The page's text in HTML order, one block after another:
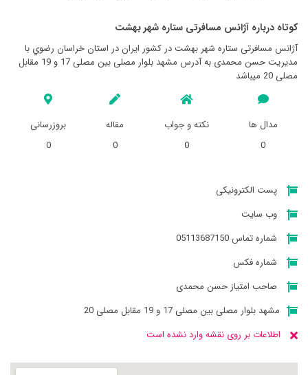
کوتاه درباره آژانس مسافرتی ستاره شهر بهشت
آژانس مسافرتی ستاره شهر بهشت در کشور ایران در استان خراسان رضوي با
مدیریت حسن محمدی به آدرس مشهد بلوار مصلی بین مصلی 17 و 19 مقابل
مصلی 20 میباشد
مدال ها
0
نکته و جواب
0
مقاله
0
بروزرسانی
0
پست الکترونیکی
وب سایت
شماره تماس 05113687150
شماره فکس
صاحب امتیاز حسن محمدی
مشهد بلوار مصلی بین مصلی 17 و 19 مقابل مصلی 20
اطلاعات بر روی نقشه وارد نشده است